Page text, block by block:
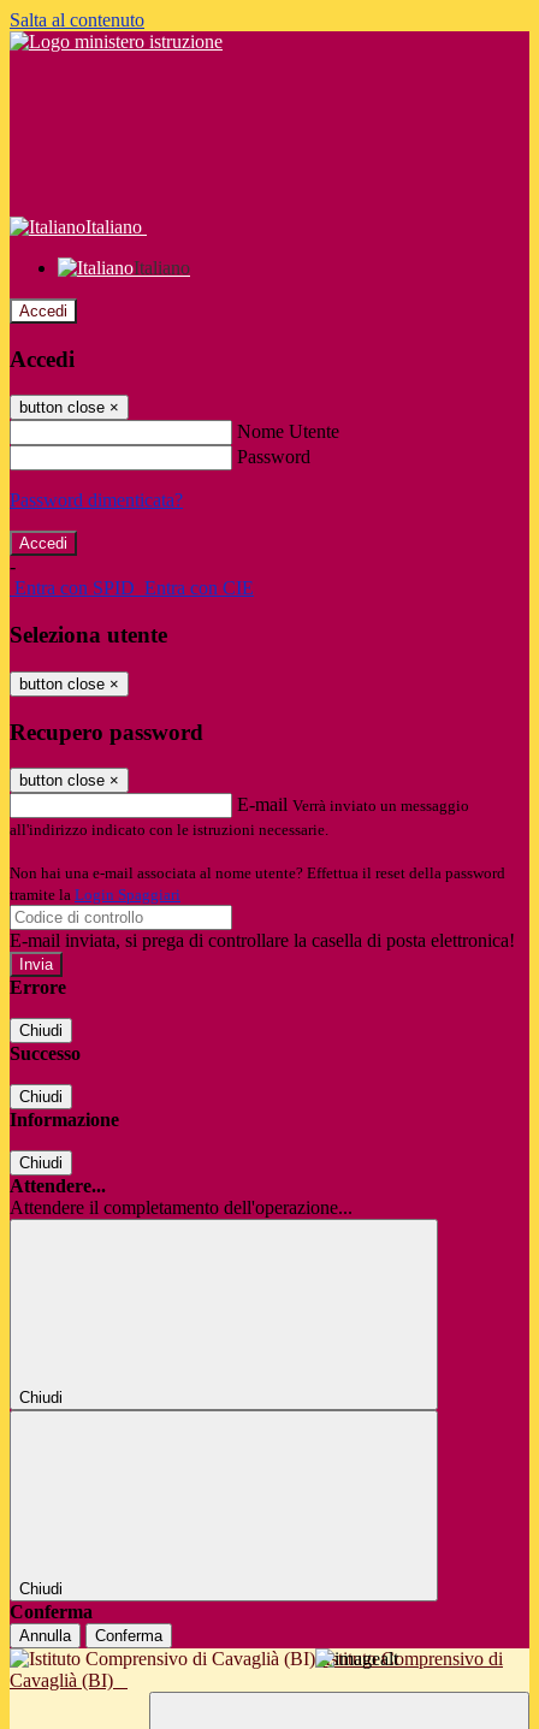
Salta al contenuto
Italiano
Italiano
Accedi
Accedi
button close ×
Nome Utente
Password
Password dimenticata?
-
Entra con SPID Entra con CIE
Seleziona utente
button close ×
Recupero password
button close ×
E-mail Verrà inviato un messaggio
all'indirizzo indicato con le istruzioni necessarie.
Non hai una e-mail associata al nome utente? Effettua il reset della password
tramite la Login Spaggiari
E-mail inviata, si prega di controllare la casella di posta elettronica!
Errore
Chiudi
Successo
Chiudi
Informazione
Chiudi
Attendere...
Attendere il completamento dell'operazione...
Chiudi
Chiudi
Conferma
Annulla Conferma
Istituto Comprensivo di
Cavaglià (BI)